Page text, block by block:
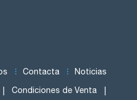
Contacta Noticias
Condiciones de Venta